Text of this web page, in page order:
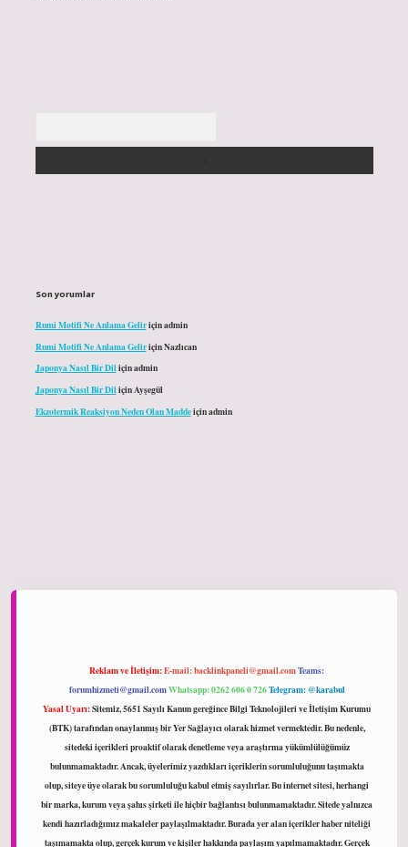
Son yorumlar
Rumi Motifi Ne Anlama Geliriçinadmin
Rumi Motifi Ne Anlama GeliriçinNazlıcan
Japonya Nasıl Bir Diliçinadmin
Japonya Nasıl Bir DiliçinAyşegül
Ekzotermik Reaksiyon Neden Olan Maddeiçinadmin
Reklam ve İletişim:E-mail:backlinkpaneli@gmail.comTeams:
forumhizmeti@gmail.comWhatsapp: 0262 606 0 726Telegram: @karabul
Yasal Uyarı:Sitemiz, 5651 Sayılı Kanun gereğince Bilgi Teknolojileri ve İletişim Kurumu
(BTK) tarafından onaylanmış bir Yer Sağlayıcı olarak hizmet vermektedir. Bu nedenle,
sitedeki içerikleri proaktif olarak denetleme veya araştırma yükümlülüğümüz
bulunmamaktadır. Ancak, üyelerimiz yazdıkları içeriklerin sorumluluğunu taşımakta
olup, siteye üye olarak bu sorumluluğu kabul etmiş sayılırlar. Bu internet sitesi, herhangi
bir marka, kurum veya şahıs şirketi ile hiçbir bağlantısı bulunmamaktadır. Sitede yalnızca
kendi hazırladığımız makaleler paylaşılmaktadır. Burada yer alan içerikler haber niteliği
taşımamakta olup, gerçek kurum ve kişiler hakkında paylaşım yapılmamaktadır. Gerçek